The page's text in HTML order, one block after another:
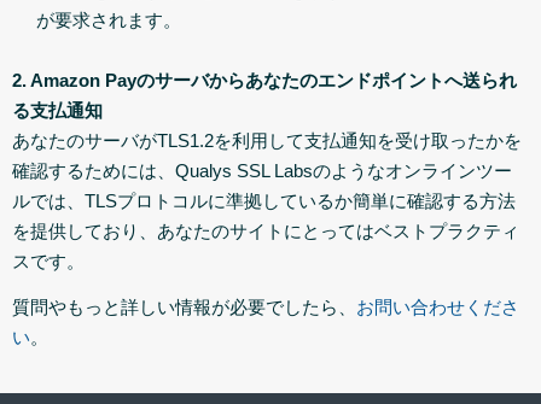
が要求されます。
2. Amazon Payのサーバからあなたのエンドポイントへ送られ
る支払通知
あなたのサーバがTLS1.2を利用して支払通知を受け取ったかを
確認するためには、Qualys SSL Labsのようなオンラインツー
ルでは、TLSプロトコルに準拠しているか簡単に確認する方法
を提供しており、あなたのサイトにとってはベストプラクティ
スです。
質問やもっと詳しい情報が必要でしたら、 お問い合わせくださ
い。